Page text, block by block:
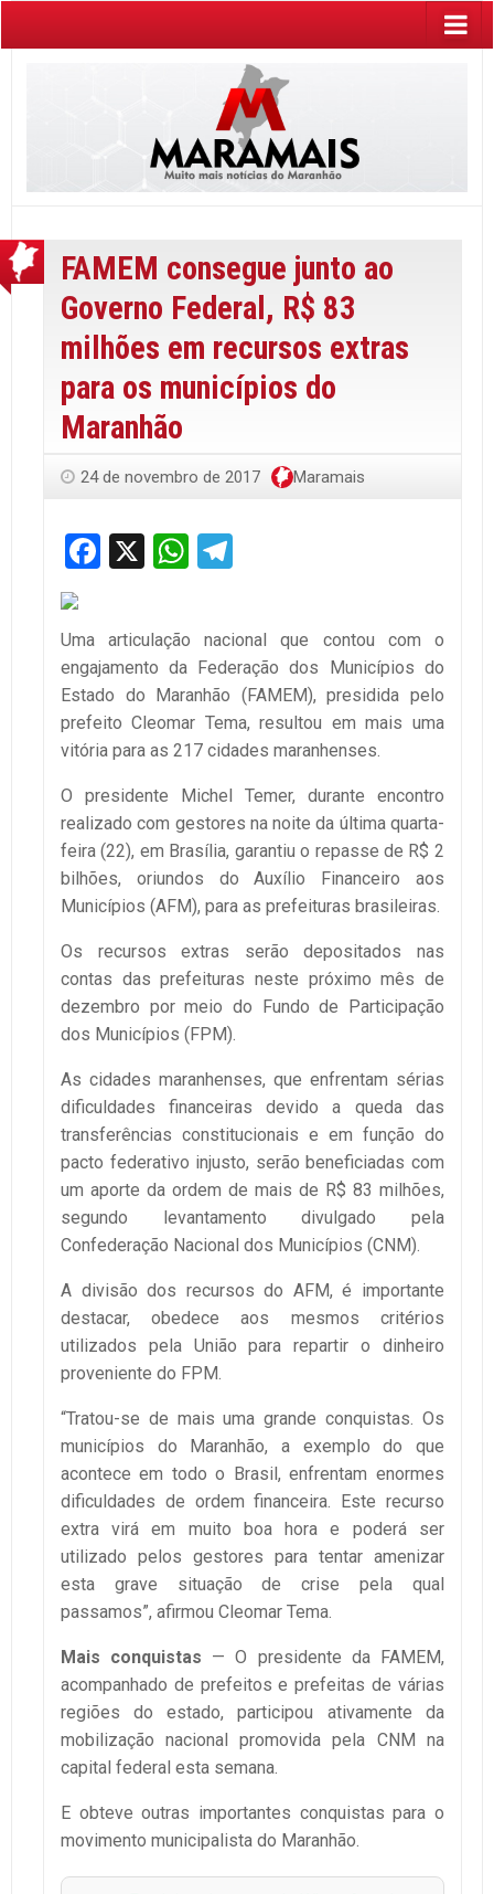
FAMEM consegue junto ao
Governo Federal, R$ 83
milhões em recursos extras
para os municípios do
Maranhão
24 de novembro de 2017 Maramais
Facebook
X WhatsApp
Uma articulação nacional que contou com o
engajamento da Federação dos Municípios do
Estado do Maranhão (FAMEM), presidida pelo
prefeito Cleomar Tema, resultou em mais uma
vitória para as 217 cidades maranhenses.
O presidente Michel Temer, durante encontro
realizado com gestores na noite da última quarta-
feira (22), em Brasília, garantiu o repasse de R$ 2
bilhões, oriundos do Auxílio Financeiro aos
Municípios (AFM), para as prefeituras brasileiras.
Os recursos extras serão depositados nas
contas das prefeituras neste próximo mês de
dezembro por meio do Fundo de Participação
dos Municípios (FPM).
As cidades maranhenses, que enfrentam sérias
dificuldades financeiras devido a queda das
transferências constitucionais e em função do
pacto federativo injusto, serão beneficiadas com
um aporte da ordem de mais de R$ 83 milhões,
segundo levantamento divulgado pela
Confederação Nacional dos Municípios (CNM).
A divisão dos recursos do AFM, é importante
destacar, obedece aos mesmos critérios
utilizados pela União para repartir o dinheiro
proveniente do FPM.
“Tratou-se de mais uma grande conquistas. Os
municípios do Maranhão, a exemplo do que
acontece em todo o Brasil, enfrentam enormes
dificuldades de ordem financeira. Este recurso
extra virá em muito boa hora e poderá ser
utilizado pelos gestores para tentar amenizar
esta grave situação de crise pela qual
passamos”, afirmou Cleomar Tema.
Mais conquistas — O presidente da FAMEM,
acompanhado de prefeitos e prefeitas de várias
regiões do estado, participou ativamente da
mobilização nacional promovida pela CNM na
capital federal esta semana.
E obteve outras importantes conquistas para o
movimento municipalista do Maranhão.